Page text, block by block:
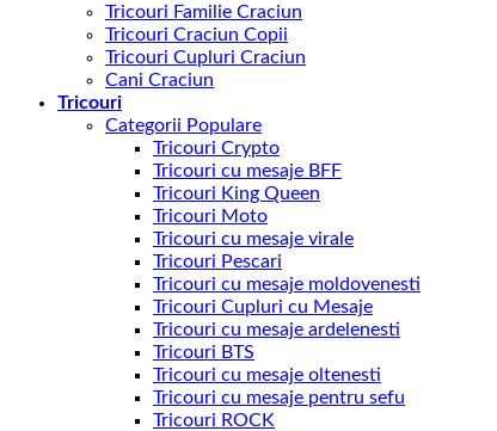
Tricouri Familie Craciun
Tricouri Craciun Copii
Tricouri Cupluri Craciun
Cani Craciun
Tricouri
Categorii Populare
Tricouri Crypto
Tricouri cu mesaje BFF
Tricouri King Queen
Tricouri Moto
Tricouri cu mesaje virale
Tricouri Pescari
Tricouri cu mesaje moldovenesti
Tricouri Cupluri cu Mesaje
Tricouri cu mesaje ardelenesti
Tricouri BTS
Tricouri cu mesaje oltenesti
Tricouri cu mesaje pentru sefu
Tricouri ROCK